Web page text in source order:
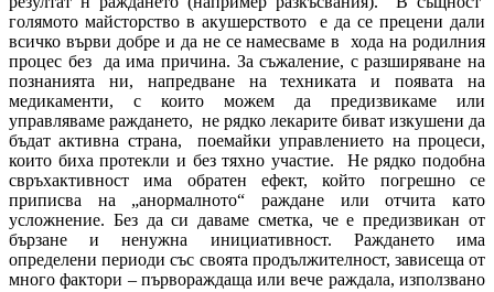
голямото майсторство в акушерството е да се прецени дали
всичко върви добре и да не се намесваме в хода на родилния
процес без да има причина. За съжаление, с разширяване на
познанията ни, напредване на техниката и появата на
медикаменти, с които можем да предизвикаме или
управляваме раждането, не рядко лекарите биват изкушени да
бъдат активна страна, поемайки управлението на процеси,
които биха протекли и без тяхно участие. Не рядко подобна
свръхактивност има обратен ефект, който погрешно се
приписва на „анормалното“ раждане или отчита като
усложнение. Без да си даваме сметка, че е предизвикан от
бързане и ненужна инициативност. Раждането има
определени периоди със своята продължителност, зависеща от
много фактори – първораждаща или вече раждала, използвано